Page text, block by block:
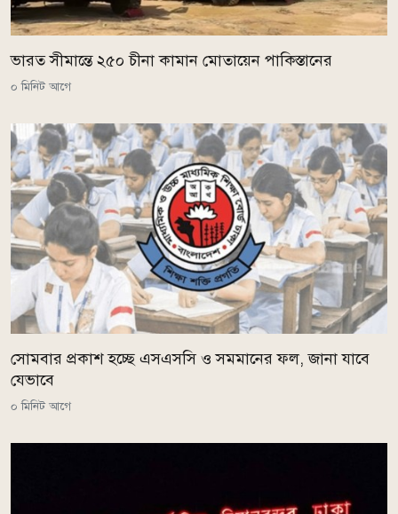
ভারত সীমান্তে ২৫০ চীনা কামান মোতায়েন পাকিস্তানের
০ মিনিট আগে
সোমবার প্রকাশ হচ্ছে এসএসসি ও সমমানের ফল, জানা যাবে
যেভাবে
০ মিনিট আগে